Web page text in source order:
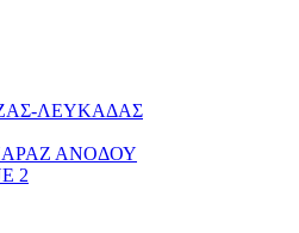
ΛΕΥΚΑΔΑΣ
ΑΝΟΔΟΥ
2